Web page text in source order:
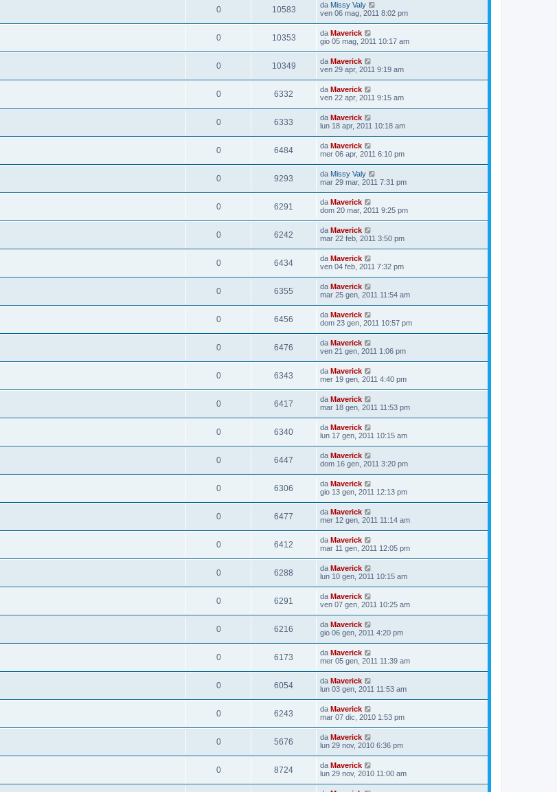
0 10583 da Missy Valy
ven 06 mag, 2011 8:02 pm
0 10353 da Maverick
gio 05 mag, 2011 10:17 am
0 10349 da Maverick
ven 29 apr, 2011 9:19 am
0 6332 da Maverick
ven 22 apr, 2011 9:15 am
0 6333 da Maverick
lun 18 apr, 2011 10:18 am
0 6484 da Maverick
mer 06 apr, 2011 6:10 pm
0 9293 da Missy Valy
mar 29 mar, 2011 7:31 pm
0 6291 da Maverick
dom 20 mar, 2011 9:25 pm
0 6242 da Maverick
mar 22 feb, 2011 3:50 pm
0 6434 da Maverick
ven 04 feb, 2011 7:32 pm
0 6355 da Maverick
mar 25 gen, 2011 11:54 am
0 6456 da Maverick
dom 23 gen, 2011 10:57 pm
0 6476 da Maverick
ven 21 gen, 2011 1:06 pm
0 6343 da Maverick
mer 19 gen, 2011 4:40 pm
0 6417 da Maverick
mar 18 gen, 2011 11:53 pm
0 6340 da Maverick
lun 17 gen, 2011 10:15 am
0 6447 da Maverick
dom 16 gen, 2011 3:20 pm
0 6306 da Maverick
gio 13 gen, 2011 12:13 pm
0 6477 da Maverick
mer 12 gen, 2011 11:14 am
0 6412 da Maverick
mar 11 gen, 2011 12:05 pm
0 6288 da Maverick
lun 10 gen, 2011 10:15 am
0 6291 da Maverick
ven 07 gen, 2011 10:25 am
0 6216 da Maverick
gio 06 gen, 2011 4:20 pm
0 6173 da Maverick
mer 05 gen, 2011 11:39 am
0 6054 da Maverick
lun 03 gen, 2011 11:53 am
0 6243 da Maverick
mar 07 dic, 2010 1:53 pm
0 5676 da Maverick
lun 29 nov, 2010 6:36 pm
0 8724 da Maverick
lun 29 nov, 2010 11:00 am